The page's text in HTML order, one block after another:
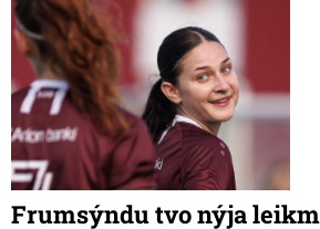
Frumsýndu tvo nýja